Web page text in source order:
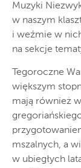
Muzyki
w naszym
i weźmie w
na sekcje
Tegoroczne
większym
mają również
mszalnych, a
w ubiegłych